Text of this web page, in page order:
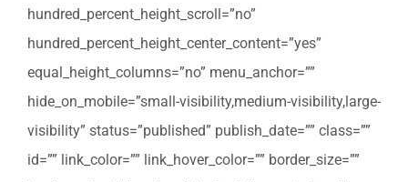
hundred_percent_height_scroll=”no”
hundred_percent_height_center_content=”yes”
equal_height_columns=”no” menu_anchor=””
hide_on_mobile=”small-visibility,medium-visibility,large-
visibility” status=”published” publish_date=”” class=””
id=”” link_color=”” link_hover_color=”” border_size=””